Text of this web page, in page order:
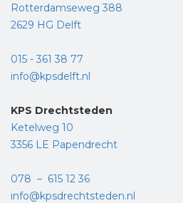
Rotterdamseweg 388
2629 HG Delft
015 - 361 38 77
info@kpsdelft.nl
KPS Drechtsteden
Ketelweg 10
3356 LE Papendrecht
078 – 615 12 36
info@kpsdrechtsteden.nl